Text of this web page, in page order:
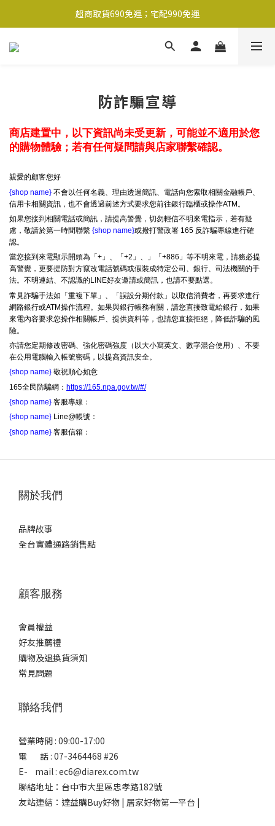
超商取貨690免運；宅配990免運
超商取貨690免運；宅配990免運
1-2工作天內出貨
防詐騙宣導
商店建置中，以下資訊尚未受更新，可能並不適用於您
的購物體驗；若有任何疑問請與店家聯繫確認。
親愛的顧客您好
{shop name} 不會以任何名義、理由透過簡訊、電話向您索取相關金融帳戶、
信用卡相關資訊，也不會透過前述方式要求您前往銀行臨櫃或操作ATM。
如果您接到相關電話或簡訊，請提高警覺，切勿輕信不明來電指示，若有疑
慮，敬請於第一時間聯繫 {shop name}或撥打警政署 165 反詐騙專線進行確
認。
當您接到來電顯示開頭為「+」、「+2」、」「+886」等不明來電，請務必提
高警覺，更要提防對方竄改電話號碼或假裝成特定公司、銀行、司法機關的手
法。不明連結、不認識的LINE好友邀請或簡訊，也請不要點選。
常見詐騙手法如「重複下單」、「誤設分期付款」以取信消費者，再要求進行
網路銀行或ATM操作流程。如果與銀行帳務有關，請您直接致電給銀行，如果
來電內容要求您操作相關帳戶、提供資料等，也請您直接拒絕，降低詐騙的風
險。
亦請您定期修改密碼、強化密碼強度（以大小寫英文、數字混合使用）、不要
在公用電腦輸入帳號密碼，以提高資訊安全。
{shop name} 敬祝順心如意
165全民防騙網： https://165.npa.gov.tw/#/
{shop name} 客服專線：
{shop name} Line@帳號：
{shop name} 客服信箱：
關於我們
品牌故事
全台實體通路銷售點
顧客服務
會員權益
好友推薦禮
購物及退換貨須知
常見問題
聯絡我們
營業時間 : 09:00-17:00
電 話 : 07-3464468 #26
E- mail : ec6@diarex.com.tw
聯絡地址：台中市大里區忠孝路182號
友站連結： 達益購Buy好物 | 居家好物第一平台 |